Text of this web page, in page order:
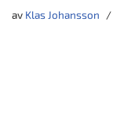
av Klas Johansson